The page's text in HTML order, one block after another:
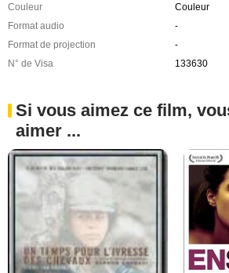
Couleur
Couleur
Format audio
-
Format de projection
-
N° de Visa
133630
Si vous aimez ce film,
aimer ...